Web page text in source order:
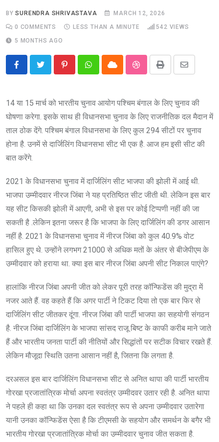
BYSURENDRA SHRIVASTAVA
MARCH 12, 2026
0 COMMENTS LESS THAN A MINUTE 542 VIEWS
5 MONTHS AGO
PinterestWhatsappCloud StumbleUpon
Print
Share
Email
14 या 15 मार्च को भारतीय चुनाव आयोग पश्चिम बंगाल के लिए चुनाव की
घोषणा करेगा. इसके साथ ही विधानसभा चुनाव के लिए राजनीतिक दल मैदान में
ताल ठोक देंगे. पश्चिम बंगाल विधानसभा के लिए कुल 294 सीटों पर चुनाव
होना है. उनमें से दार्जिलिंग विधानसभा सीट भी एक है. आज हम इसी सीट की
बात करेंगे.
2021 के विधानसभा चुनाव में दार्जिलिंग सीट भाजपा की झोली में आई थी.
भाजपा उम्मीदवार नीरज जिंबा ने यह प्रतिष्ठित सीट जीती थी. लेकिन इस बार
यह सीट किसकी झोली में आएगी, अभी से इस पर कोई टिप्पणी नहीं की जा
सकती है .लेकिन इतना जरूर है कि भाजपा के लिए दार्जिलिंग की डगर आसान
नहीं है. 2021 के विधानसभा चुनाव में नीरज जिंबा को कुल 40.9% वोट
हासिल हुए थे. उन्होंने लगभग 21000 से अधिक मतों के अंतर से बीजेपीएम के
उम्मीदवार को हराया था. क्या इस बार नीरज जिंबा अपनी सीट निकाल पाएंगे?
हालांकि नीरज जिंबा अपनी जीत को लेकर पूरी तरह कॉन्फिडेंस की मुद्रा में
नजर आते हैं. वह कहते हैं कि अगर पार्टी ने टिकट दिया तो एक बार फिर से
दार्जिलिंग सीट जीतकर दूंगा. नीरज जिंबा की पार्टी भाजपा का सहयोगी संगठन
है. नीरज जिंबा दार्जिलिंग के भाजपा सांसद राजू बिष्ट के काफी करीब माने जाते
हैं और भारतीय जनता पार्टी की नीतियों और सिद्धांतों पर सटीक विचार रखते हैं.
लेकिन मौजूदा स्थिति उतना आसान नहीं है, जितना कि लगता है.
दरअसल इस बार दार्जिलिंग विधानसभा सीट से अनित थापा की पार्टी भारतीय
गोरखा प्रजातांत्रिक मोर्चा अपना स्वतंत्र उम्मीदवर उतार रही है. अनित थापा
ने पहले ही कहा था कि उनका दल स्वतंत्र रूप से अपना उम्मीदवार उतारेगा
यानी उनका कॉन्फिडेंस ऐसा है कि टीएमसी के सहयोग और समर्थन के बगैर भी
भारतीय गोरखा प्रजातांत्रिक मोर्चा का उम्मीदवार चुनाव जीत सकता है.